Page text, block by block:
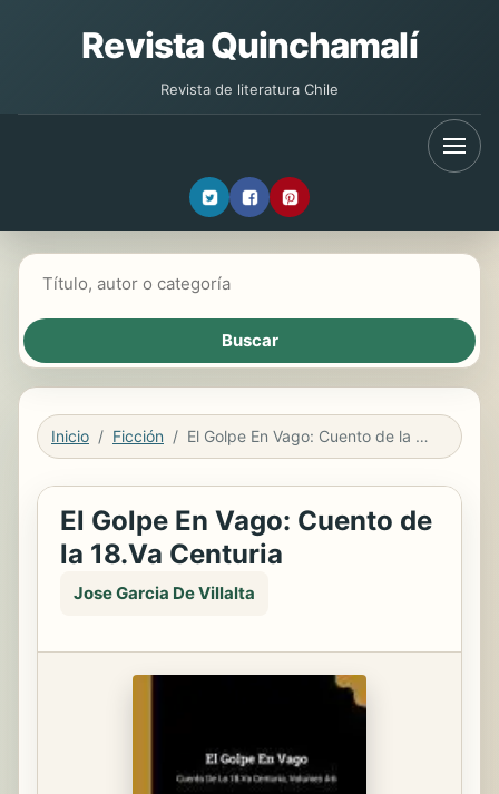
Revista Quinchamalí
Revista de literatura Chile
Inicio Ficción El Golpe En Vago: Cuento de la 18.Va Centuria
El Golpe En Vago: Cuento de
la 18.Va Centuria
Jose Garcia De Villalta